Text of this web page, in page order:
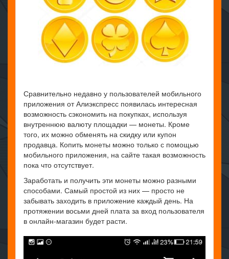
Сравнительно недавно у пользователей мобильного
приложения от Алиэкспресс появилась интересная
возможность сэкономить на покупках, используя
внутреннюю валюту площадки — монеты. Кроме
того, их можно обменять на скидку или купон
продавца. Копить монеты можно только с помощью
мобильного приложения, на сайте такая возможность
пока что отсутствует.
Заработать и получить эти монеты можно разными
способами. Самый простой из них — просто не
забывать заходить в приложение каждый день. На
протяжении восьми дней плата за вход пользователя
в онлайн-магазин будет расти.